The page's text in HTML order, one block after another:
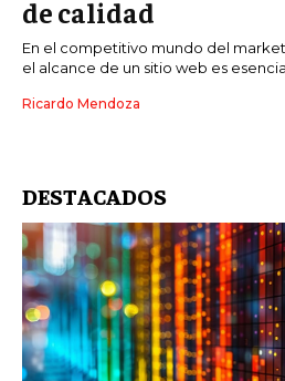
de calidad
En el competitivo mundo del
el alcance de un sitio web es
Ricardo Mendoza
DESTACADOS